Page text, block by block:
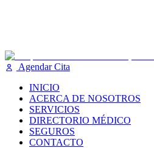
Agendar Cita
INICIO
ACERCA DE NOSOTROS
SERVICIOS
DIRECTORIO MÉDICO
SEGUROS
CONTACTO